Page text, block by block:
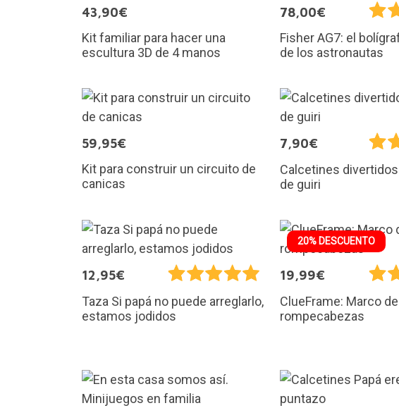
43,90€
Kit familiar para hacer una
escultura 3D de 4 manos
78,00€
Fisher AG7: el
de los astronautas
59,95€
Kit para construir un circuito de
canicas
7,90€
Calcetines
de guiri
12,95€
Taza Si papá no puede arreglarlo,
estamos jodidos
20% DESCUENTO
19,99€
ClueFrame: Marco
rompecabezas